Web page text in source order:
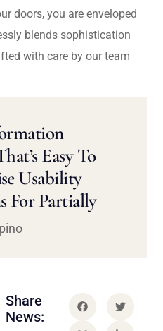
doors, you are enveloped
blends sophistication
with care by our team
Easy To
Usability
For Partially
Share
News: